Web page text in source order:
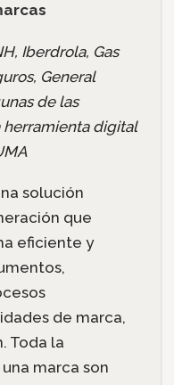
Iberdrola, Gas
General
de las
herramienta digital
solución
que
eficiente y
de marca,
Toda la
marca son